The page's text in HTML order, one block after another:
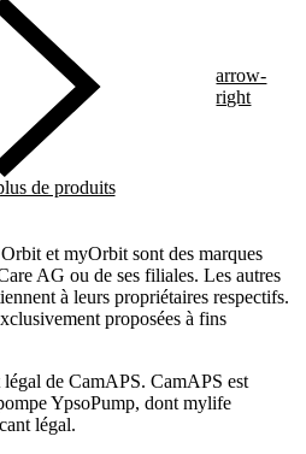
arrow-
right
de produits
et myOrbit sont des marques
AG ou de ses filiales. Les autres
à leurs propriétaires respectifs.
proposées à fins
de CamAPS. CamAPS est
YpsoPump, dont mylife
légal.